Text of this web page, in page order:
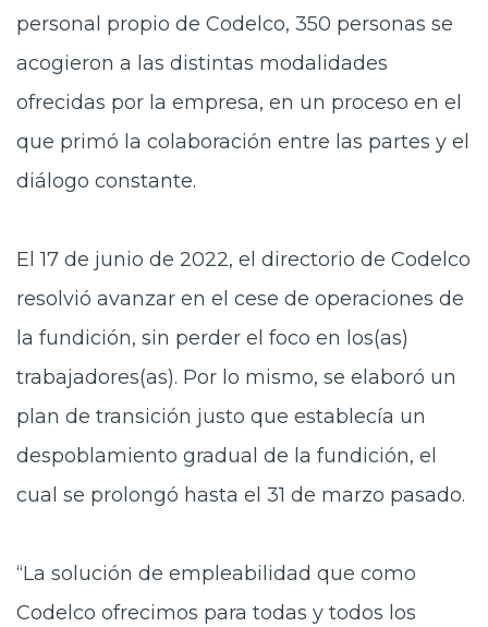
personal propio de Codelco, 350 personas se
acogieron a las distintas modalidades
ofrecidas por la empresa, en un proceso en el
que primó la colaboración entre las partes y el
diálogo constante.
El 17 de junio de 2022, el directorio de Codelco
resolvió avanzar en el cese de operaciones de
la fundición, sin perder el foco en los(as)
trabajadores(as). Por lo mismo, se elaboró un
plan de transición justo que establecía un
despoblamiento gradual de la fundición, el
cual se prolongó hasta el 31 de marzo pasado.
“La solución de empleabilidad que como
Codelco ofrecimos para todas y todos los